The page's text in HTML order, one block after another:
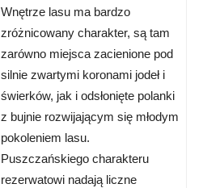
Wnętrze lasu ma bardzo
zróżnicowany charakter, są tam
zarówno miejsca zacienione pod
silnie zwartymi koronami jodeł i
świerków, jak i odsłonięte polanki
z bujnie rozwijającym się młodym
pokoleniem lasu.
Puszczańskiego charakteru
rezerwatowi nadają liczne